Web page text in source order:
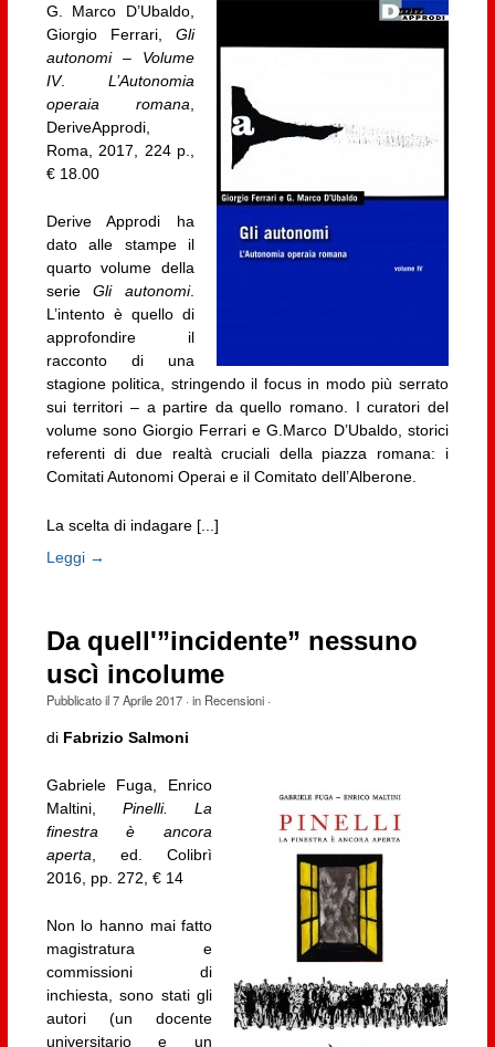
G. Marco D’Ubaldo,
Giorgio Ferrari,Gli
autonomi– Volume
IV.L’Autonomia
operaia romana
DeriveApprodi,
Roma, 2017, 224 p.,
€ 18.00
Derive Approdi ha
dato alle stampe il
quarto volume della
serieGli autonomi.
L’intento è quello di
approfondire il
racconto di una
stagione politica, stringendo il focus in modo più serrato
sui territori – a partire da quello romano. I curatori del
volume sono Giorgio Ferrari e G.Marco D’Ubaldo, storici
referenti di due realtà cruciali della piazza romana: i
Comitati Autonomi Operai e il Comitato dell’Alberone.
La scelta di indagare [...]
Leggi →
Da quell'”incidente” nessuno
uscì incolume
Pubblicato il7 Aprile 2017· in Recensioni·
di Fabrizio Salmoni
Gabriele Fuga, Enrico
Maltini, Pinelli. La
finestra è ancora
aperta , ed. Colibrì
2016, pp. 272, € 14
Non lo hanno mai fatto
magistratura e
commissioni di
inchiesta, sono stati gli
autori (un docente
universitario e un